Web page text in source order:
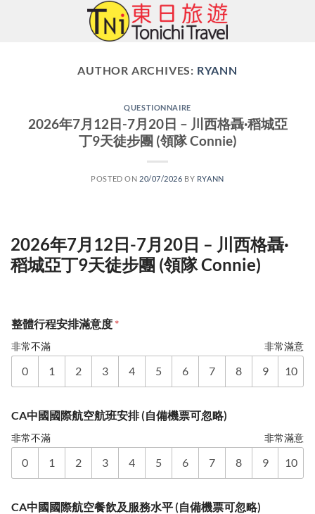
AUTHOR ARCHIVES: RYANN
QUESTIONNAIRE
2026年7月12日-7月20日 – 川西格聶·稻城亞
丁9天徒步團 (領隊 Connie)
POSTED ON 20/07/2026 BY RYANN
2026年7月12日-7月20日 – 川西格聶·
稻城亞丁9天徒步團 (領隊 Connie)
整體行程安排滿意度 *
非常不滿 非常滿意
0 1 2 3 4 5 6 7 8 9 10
CA中國國際航空航班安排 (自備機票可忽略)
非常不滿 非常滿意
0 1 2 3 4 5 6 7 8 9 10
CA中國國際航空餐飲及服務水平 (自備機票可忽略)